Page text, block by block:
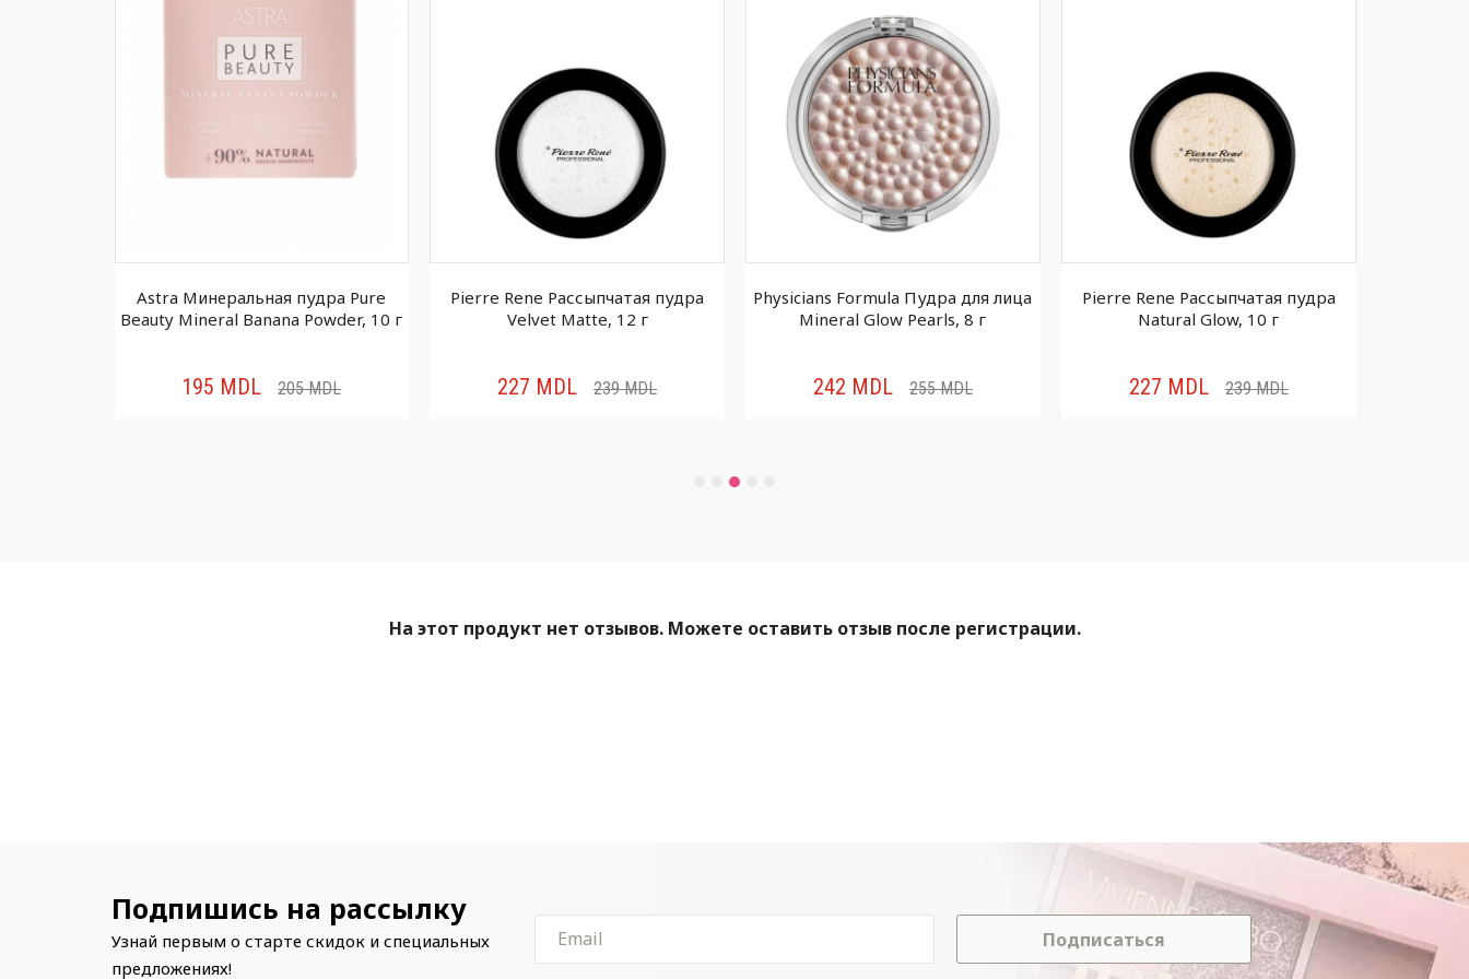
Astra Минеральная пудра Pure
Beauty Mineral Banana Powder, 10 г
195 MDL 205MDL
Pierre Rene Рассыпчатая пудра
Velvet Matte, 12 г
227 MDL 239MDL
Physicians Formula Пудра для лица
Mineral Glow Pearls, 8 г
242 MDL 255MDL
Pierre Rene Рассыпчатая пудра
Natural Glow, 10 г
227 MDL 239MDL
На этот продукт нет отзывов. Можете оставить отзыв после регистрации.
Подпишись на рассылку
Узнай первым о старте скидок и специальных
предложениях!
Подписаться